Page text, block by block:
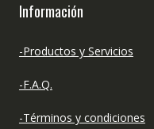
Información
-Productos y Servicios
-F.A.Q.
-Términos y condiciones